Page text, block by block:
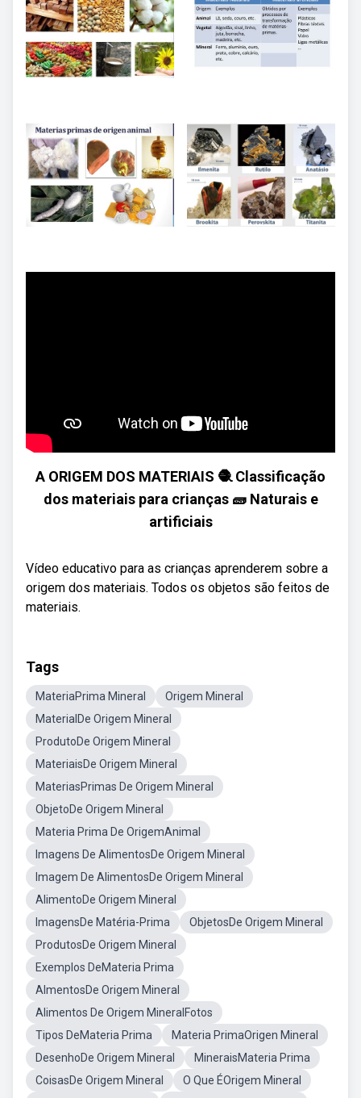
A ORIGEM DOS MATERIAIS 🧶 Classificação
dos materiais para crianças 🧱 Naturais e
artificiais
Vídeo educativo para as crianças aprenderem sobre a
origem dos materiais. Todos os objetos são feitos de
materiais.
Tags
MateriaPrima Mineral
Origem Mineral
MaterialDe Origem Mineral
ProdutoDe Origem Mineral
MateriaisDe Origem Mineral
MateriasPrimas De Origem Mineral
ObjetoDe Origem Mineral
Materia Prima De OrigemAnimal
Imagens De AlimentosDe Origem Mineral
Imagem De AlimentosDe Origem Mineral
AlimentoDe Origem Mineral
ImagensDe Matéria-Prima
ObjetosDe Origem Mineral
ProdutosDe Origem Mineral
Exemplos DeMateria Prima
AlmentosDe Origem Mineral
Alimentos De Origem MineralFotos
Tipos DeMateria Prima
Materia PrimaOrigen Mineral
DesenhoDe Origem Mineral
MineraisMateria Prima
CoisasDe Origem Mineral
O Que ÉOrigem Mineral